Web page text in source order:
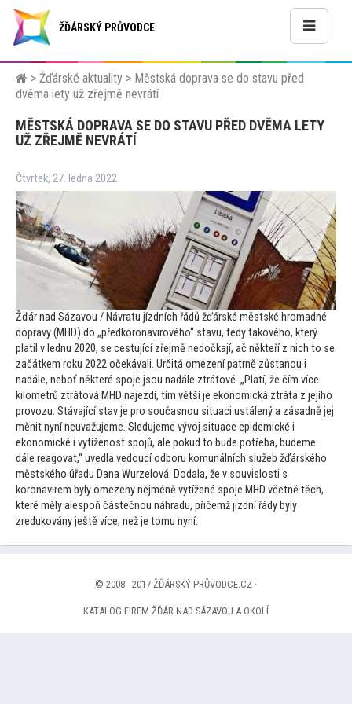
ŽĎÁRSKÝ PRŮVODCE
> Žďárské aktuality > Městská doprava se do stavu před
dvěma lety už zřejmě nevrátí
MĚSTSKÁ DOPRAVA SE DO STAVU PŘED DVĚMA LETY
UŽ ZŘEJMĚ NEVRÁTÍ
Čtvrtek, 27. ledna 2022
Žďár nad Sázavou / Návratu jízdních řádů žďárské městské hromadné
dopravy (MHD) do „předkoronavirového“ stavu, tedy takového, který
platil v lednu 2020, se cestující zřejmě nedočkají, ač někteří z nich to se
začátkem roku 2022 očekávali. Určitá omezení patrně zůstanou i
nadále, neboť některé spoje jsou nadále ztrátové. „Platí, že čím více
kilometrů ztrátová MHD najezdí, tím větší je ekonomická ztráta z jejího
provozu. Stávající stav je pro současnou situaci ustálený a zásadně jej
měnit nyní neuvažujeme. Sledujeme vývoj situace epidemické i
ekonomické i vytíženost spojů, ale pokud to bude potřeba, budeme
dále reagovat,“ uvedla vedoucí odboru komunálních služeb žďárského
městského úřadu Dana Wurzelová. Dodala, že v souvislosti s
koronavirem byly omezeny nejméně vytížené spoje MHD včetně těch,
které měly alespoň částečnou náhradu, přičemž jízdní řády byly
zredukovány ještě více, než je tomu nyní.
© 2008 - 2017 ŽĎÁRSKÝ PRŮVODCE.CZ ·
KATALOG FIREM ŽĎÁR NAD SÁZAVOU A OKOLÍ